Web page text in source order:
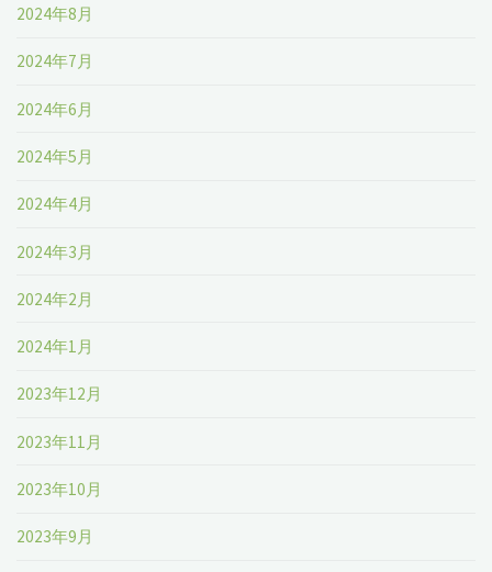
2024年8月
2024年7月
2024年6月
2024年5月
2024年4月
2024年3月
2024年2月
2024年1月
2023年12月
2023年11月
2023年10月
2023年9月